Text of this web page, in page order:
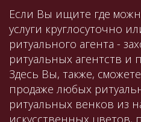
Если Вы ищите где
услуги круглосуточно
ритуального агента -
ритуальных агентств
Здесь Вы, также,
продаже любых
ритуальных венков из